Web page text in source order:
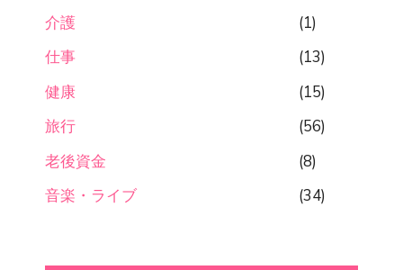
介護
(1)
仕事
(13)
健康
(15)
旅行
(56)
老後資金
(8)
音楽・ライブ
(34)